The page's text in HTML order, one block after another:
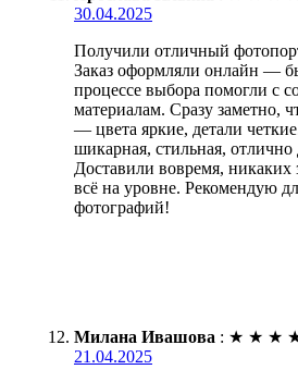
30.04.2025
Получили отличный
Заказ оформляли онлайн —
процессе выбора помогли с
материалам. Сразу заметно,
— цвета яркие, детали
шикарная, стильная, отлично
Доставили вовремя,
всё на уровне. Рекомендую
фотографий!
Милана Ивашова : ★ ★ ★
21.04.2025